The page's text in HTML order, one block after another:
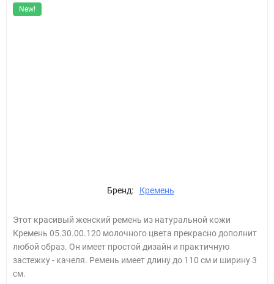
New!
Бренд: Кремень
Этот красивый женский ремень из натуральной кожи
Кремень 05.30.00.120 молочного​ цвета прекрасно дополнит
любой образ. Он имеет простой дизайн и практичную
застежку - качеля. Ремень имеет длину до 110 см и ширину 3
см.